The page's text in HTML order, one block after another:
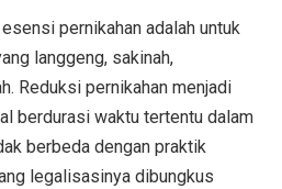
pernikahan adalah untuk
langgeng, sakinah,
Reduksi pernikahan menjadi
berdurasi waktu tertentu dalam
berbeda dengan praktik
legalisasinya dibungkus